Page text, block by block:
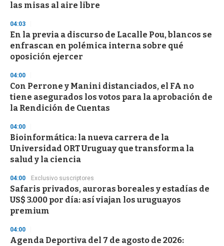
las misas al aire libre
04:03
En la previa a discurso de Lacalle Pou, blancos se
enfrascan en polémica interna sobre qué
oposición ejercer
04:00
Con Perrone y Manini distanciados, el FA no
tiene asegurados los votos para la aprobación de
la Rendición de Cuentas
04:00
Bioinformática: la nueva carrera de la
Universidad ORT Uruguay que transforma la
salud y la ciencia
04:00 Exclusivo suscriptores
Safaris privados, auroras boreales y estadías de
US$ 3.000 por día: así viajan los uruguayos
premium
04:00
Agenda Deportiva del 7 de agosto de 2026: